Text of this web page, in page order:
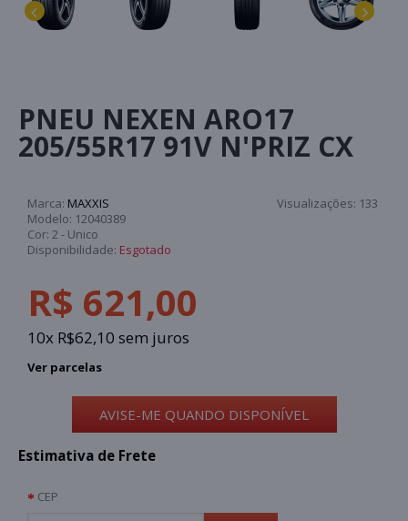
PNEU NEXEN ARO17
205/55R17 91V N'PRIZ CX
Visualizações: 133
Marca: MAXXIS
Modelo: 12040389
Cor: 2 - Unico
Disponibilidade: Esgotado
R$ 621,00
10x R$62,10 sem juros
Ver parcelas
AVISE-ME QUANDO DISPONÍVEL
Estimativa de Frete
CEP